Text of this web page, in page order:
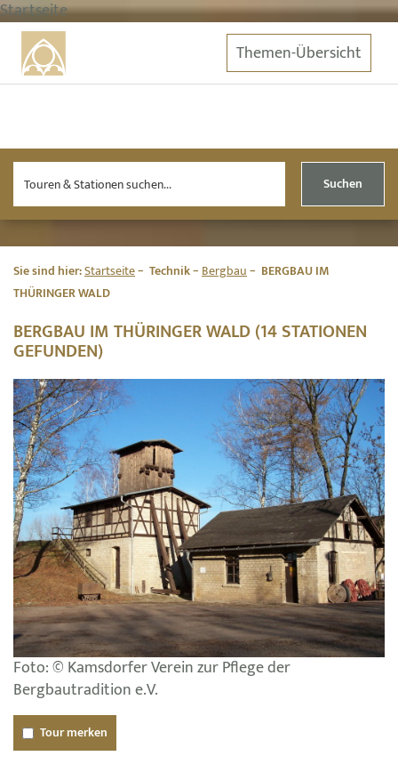
Startseite
Themen-Übersicht
Suchen
Sie sind hier:Startseite Technik Bergbau
BERGBAU IM
THÜRINGER WALD
BERGBAU IM THÜRINGER WALD (14 STATIONEN
GEFUNDEN)
Foto: © Kamsdorfer Verein zur Pflege der
Bergbautradition e.V.
Tour merken